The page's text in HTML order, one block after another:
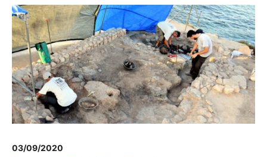
03/09/2020